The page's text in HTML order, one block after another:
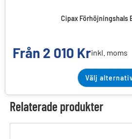
Cipax Förhöjningshals
Från 2 010 Krinkl. moms
Välj
Relaterade produkter